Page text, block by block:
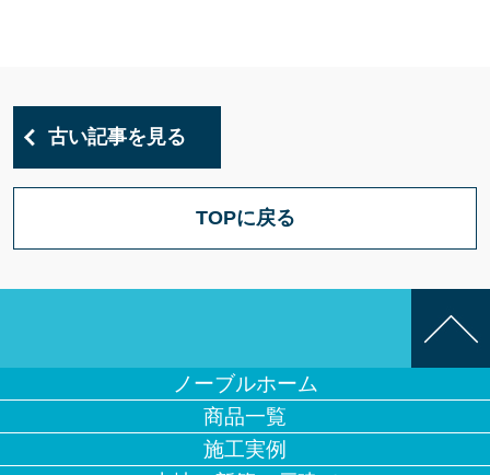
古い記事を見る
TOPに戻る
ノーブルホーム
商品一覧
施工実例